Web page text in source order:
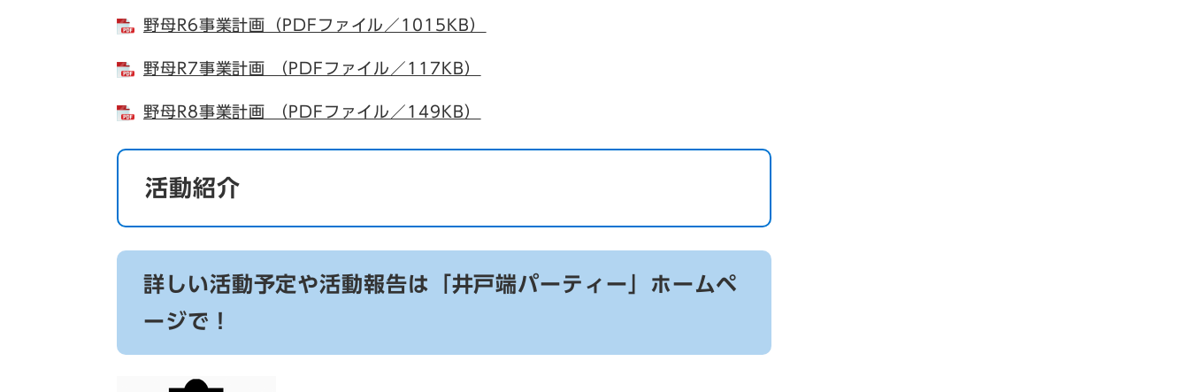
野母R6事業計画（PDFファイル／1015KB）
野母R7事業計画 （PDFファイル／117KB）
野母R8事業計画 （PDFファイル／149KB）
活動紹介
詳しい活動予定や活動報告は「井戸端パーティー」ホームペ
ージで！